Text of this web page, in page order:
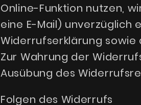
Online-Funktion nutzen,
eine E-Mail) unverzüglich
Widerrufserklärung
Zur Wahrung der
Ausübung des
Folgen des Widerrufs